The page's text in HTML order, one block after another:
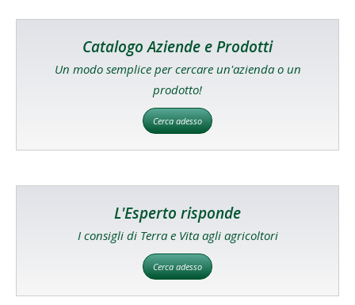
Catalogo Aziende e Prodotti
Un modo semplice per cercare un'azienda o un
prodotto!
Cerca adesso
L'Esperto risponde
I consigli di Terra e Vita agli agricoltori
Cerca adesso